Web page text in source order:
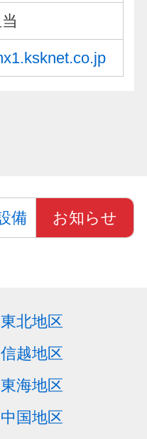
備 お知らせ
東北地区
信越地区
東海地区
中国地区